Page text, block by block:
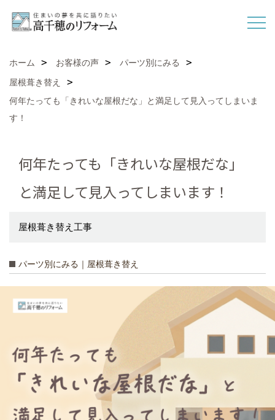
ホーム お客様の声
パーツ別にみる
屋根葺き替え
何年たっても「きれいな屋根だな」と満足して見入ってしまいま
す！
何年たっても「きれいな屋根だな」
と満足して見入ってしまいます！
屋根葺き替え工事
パーツ別にみる｜屋根葺き替え